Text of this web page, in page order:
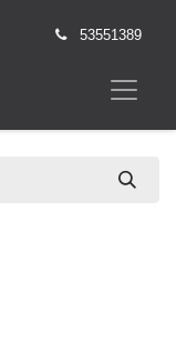
53551389